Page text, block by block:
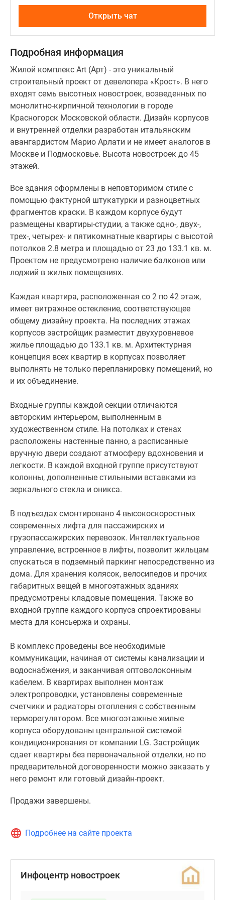
Архитектурная
концепция
всех
квартир
в
корпусах
позволяет
выполнять
не
только
перепланировку
помещений,
но
их
объединение.
Входные
группы
каждой
секции
отличаются
интерьером,
выполненным
в
художественном
стиле.
На
потолках
и
расположены
настенные
панно,
а
расписанные
вручную
двери
создают
вдохновения
и
легкости.
В
каждой
входной
группе
присутствуют
колонны,
дополненные
вставками
из
зеркального
стекла
и
оникса.
В
подъездах
смонтировано
4
высокоскоростных
современных
лифта
пассажирских
Интеллектуальное
Открыть чат
Подробная информация
Жилой комплекс Art (Арт) - это уникальный
строительный проект от девелопера «Крост». В него
входят семь высотных новостроек, возведенных по
монолитно-кирпичной технологии в городе
Красногорск Московской области. Дизайн корпусов
и внутренней отделки разработан итальянским
авангардистом Марио Арлати и не имеет аналогов в
Москве и Подмосковье. Высота новостроек до 45
этажей.
Все здания оформлены в неповторимом стиле с
помощью фактурной штукатурки и разноцветных
фрагментов краски. В каждом корпусе будут
размещены квартиры-студии, а также одно-, двух-,
трех-, четырех- и пятикомнатные квартиры с высотой
потолков 2.8 метра и площадью от 23 до 133.1 кв. м.
Проектом не предусмотрено наличие балконов или
лоджий в жилых помещениях.
Каждая квартира, расположенная со 2 по 42 этаж,
имеет витражное остекление, соответствующее
общему дизайну проекта. На последних этажах
корпусов застройщик разместит двухуровневое
жилье площадью до 133.1 кв. м. Архитектурная
концепция всех квартир в корпусах позволяет
выполнять не только перепланировку помещений, но
и их объединение.
Входные группы каждой секции отличаются
авторским интерьером, выполненным в
художественном стиле. На потолках и стенах
расположены настенные панно, а расписанные
вручную двери создают атмосферу вдохновения и
легкости. В каждой входной группе присутствуют
колонны, дополненные стильными вставками из
зеркального стекла и оникса.
В подъездах смонтировано 4 высокоскоростных
современных лифта для пассажирских и
грузопассажирских перевозок. Интеллектуальное
управление, встроенное в лифты, позволит жильцам
спускаться в подземный паркинг непосредственно из
дома. Для хранения колясок, велосипедов и прочих
габаритных вещей в многоэтажных зданиях
предусмотрены кладовые помещения. Также во
входной группе каждого корпуса спроектированы
места для консьержа и охраны.
В комплекс проведены все необходимые
коммуникации, начиная от системы канализации и
водоснабжения, и заканчивая оптоволоконным
кабелем. В квартирах выполнен монтаж
электропроводки, установлены современные
счетчики и радиаторы отопления с собственным
терморегулятором. Все многоэтажные жилые
корпуса оборудованы центральной системой
кондиционирования от компании LG. Застройщик
сдает квартиры без первоначальной отделки, но по
предварительной договоренности можно заказать у
него ремонт или готовый дизайн-проект.
Продажи завершены.
Подробнее на сайте проекта
Инфоцентр новостроек